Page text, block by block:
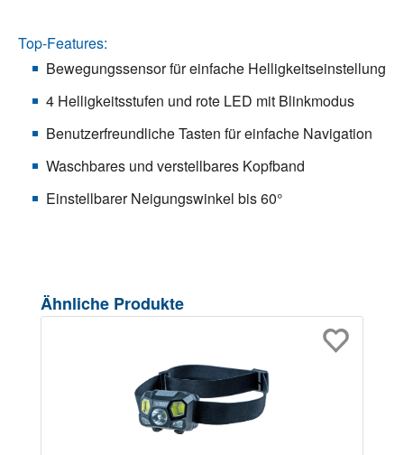
Top-Features:
Bewegungssensor für einfache Helligkeitseinstellung
4 Helligkeitsstufen und rote LED mit Blinkmodus
Benutzerfreundliche Tasten für einfache Navigation
Waschbares und verstellbares Kopfband
Einstellbarer Neigungswinkel bis 60°
Produktgalerie überspringen
Ähnliche Produkte